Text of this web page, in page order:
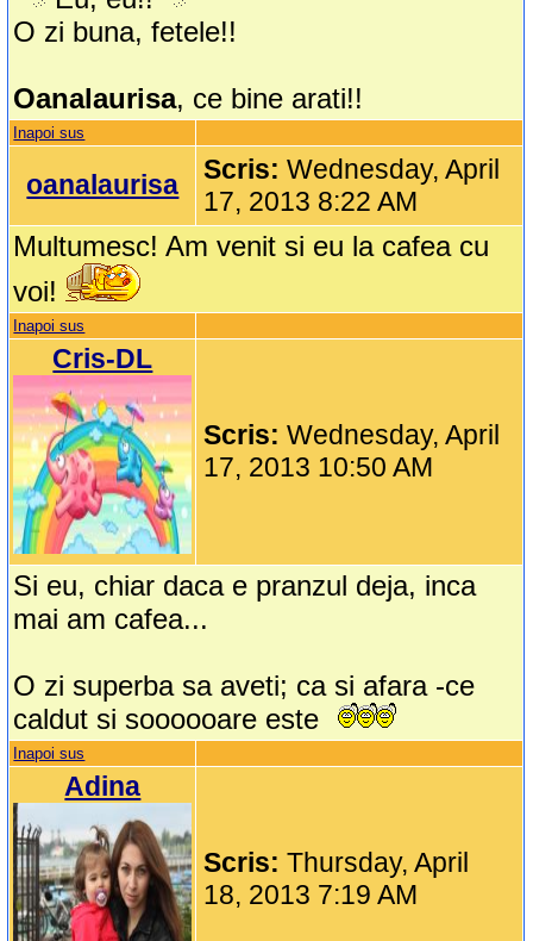
O zi buna, fetele!!
Oanalaurisa, ce bine arati!!
Inapoi sus
oanalaurisa Scris:Wednesday, April
17, 2013 8:22 AM
Multumesc! Am venit si eu la cafea cu
voi!
Inapoi sus
Cris-DL
Scris:Wednesday, April
17, 2013 10:50 AM
Si eu, chiar daca e pranzul deja, inca
mai am cafea...
O zi superba sa aveti; ca si afara -ce
caldut si soooooare este
Inapoi sus
Adina
Scris:Thursday, April
18, 2013 7:19 AM